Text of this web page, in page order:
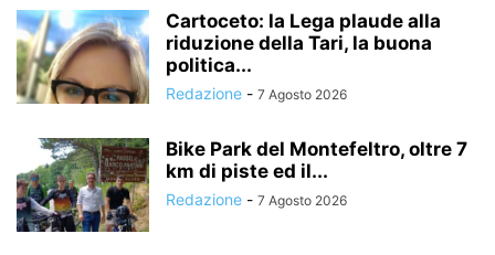
Cartoceto: la Lega plaude alla
riduzione della Tari, la buona
politica...
Redazione - 7 Agosto 2026
Bike Park del Montefeltro, oltre 7
km di piste ed il...
Redazione - 7 Agosto 2026